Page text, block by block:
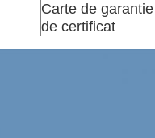
Carte de garantie
de certificat